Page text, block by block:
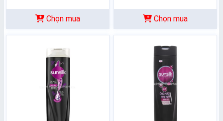
Chọn mua Chọn mua